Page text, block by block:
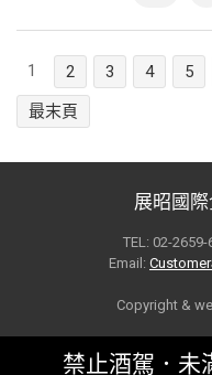
1 2 3 4 5
最末頁
展昭國
TEL: 02-
Email:
Copyright &
禁止酒駕．未